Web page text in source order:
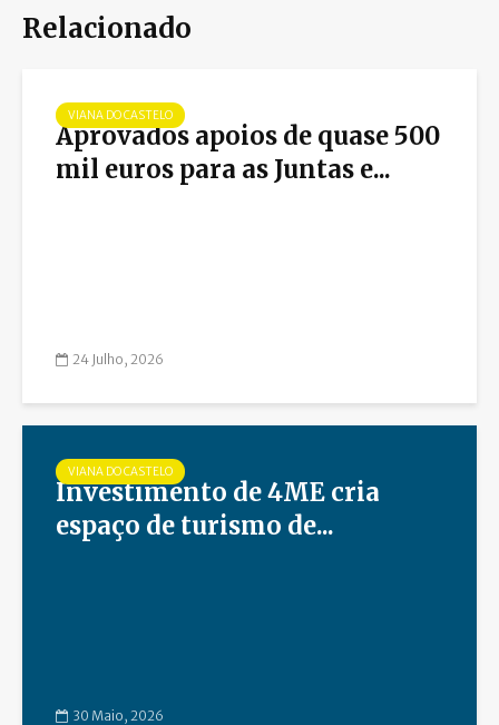
Relacionado
VIANA DO CASTELO
Aprovados apoios de quase 500
mil euros para as Juntas e...
24 Julho, 2026
VIANA DO CASTELO
Investimento de 4ME cria
espaço de turismo de...
30 Maio, 2026